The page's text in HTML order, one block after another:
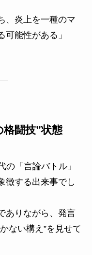
、炎上を一種のマ
能性がある」
闘技”状態
の「言論バトル」
徴する出来事でし
ありながら、発言
ない構え”を見せて